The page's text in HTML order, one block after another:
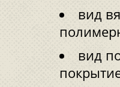
вид
вид